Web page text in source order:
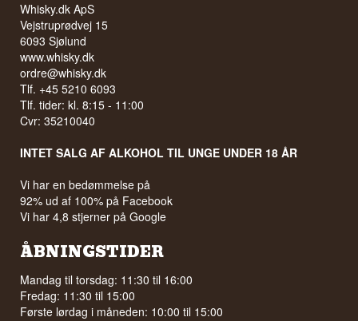
Whisky.dk ApS
Vejstruprødvej 15
6093 Sjølund
www.whisky.dk
ordre@whisky.dk
Tlf. +45 5210 6093
Tlf. tider: kl. 8:15 - 11:00
Cvr: 35210040
INTET SALG AF ALKOHOL TIL UNGE UNDER 18 ÅR
Vi har en bedømmelse på
92% ud af 100% på Facebook
Vi har 4,8 stjerner på Google
ÅBNINGSTIDER
Mandag til torsdag: 11:30 til 16:00
Fredag: 11:30 til 15:00
Første lørdag i måneden: 10:00 til 15:00